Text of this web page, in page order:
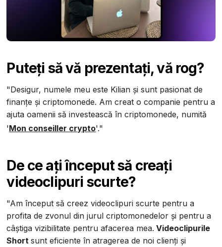
Puteți să vă prezentați, vă rog?
"Desigur, numele meu este Kilian și sunt pasionat de
finanțe și criptomonede. Am creat o companie pentru a
ajuta oamenii să investească în criptomonede, numită
'Mon conseiller crypto'."
De ce ați început să creați
videoclipuri scurte?
"Am început să creez videoclipuri scurte pentru a
profita de zvonul din jurul criptomonedelor și pentru a
câștiga vizibilitate pentru afacerea mea. Videoclipurile
Shortsunt eficiente în atragerea de noi clienți și